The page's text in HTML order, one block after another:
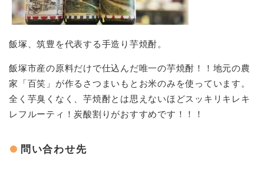
飯塚、筑豊を代表する手造り芋焼酎。
飯塚市産の原料だけで仕込んだ唯一の芋焼酎！！地元の農
家「百笑」が作るさつまいもとお米のみを使っています。
全く芋臭くなく、芋焼酎とは思えないほどスッキリキレキ
レフルーティ！炭酸割りがおすすめです！！！
問い合わせ先